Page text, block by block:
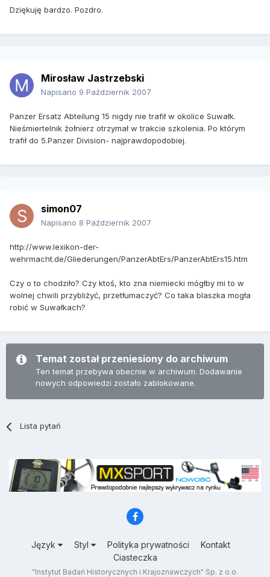
Dziękuję bardzo. Pozdro.
Mirosław Jastrzebski
Napisano 9 Październik 2007
Panzer Ersatz Abteilung 15 nigdy nie trafił w okolice Suwałk.
Nieśmiertelnik żołnierz otrzymał w trakcie szkolenia. Po którym
trafił do 5.Panzer Division- najprawdopodobiej.
simon07
Napisano 8 Październik 2007
http://www.lexikon-der-
wehrmacht.de/Gliederungen/PanzerAbtErs/PanzerAbtErs15.htm
Czy o to chodziło? Czy ktoś, kto zna niemiecki mógłby mi to w
wolnej chwili przybliżyć, przetłumaczyć? Co taka blaszka mogła
robić w Suwałkach?
Temat został przeniesiony do archiwum
Ten temat przebywa obecnie w archiwum. Dodawanie
nowych odpowiedzi zostało zablokowane.
Lista pytań
Język Styl Polityka prywatności
Kontakt
Ciasteczka
"Instytut Badań Historycznych i Krajoznawczych" Sp. z o.o.